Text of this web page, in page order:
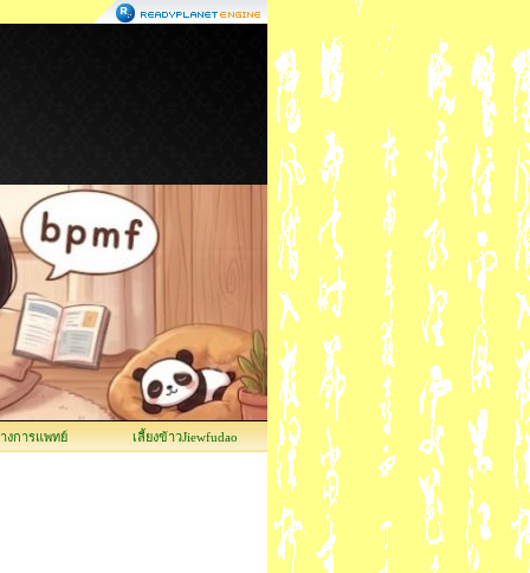
งการแพทย์ เลี้ยงข้าวJiewfudao